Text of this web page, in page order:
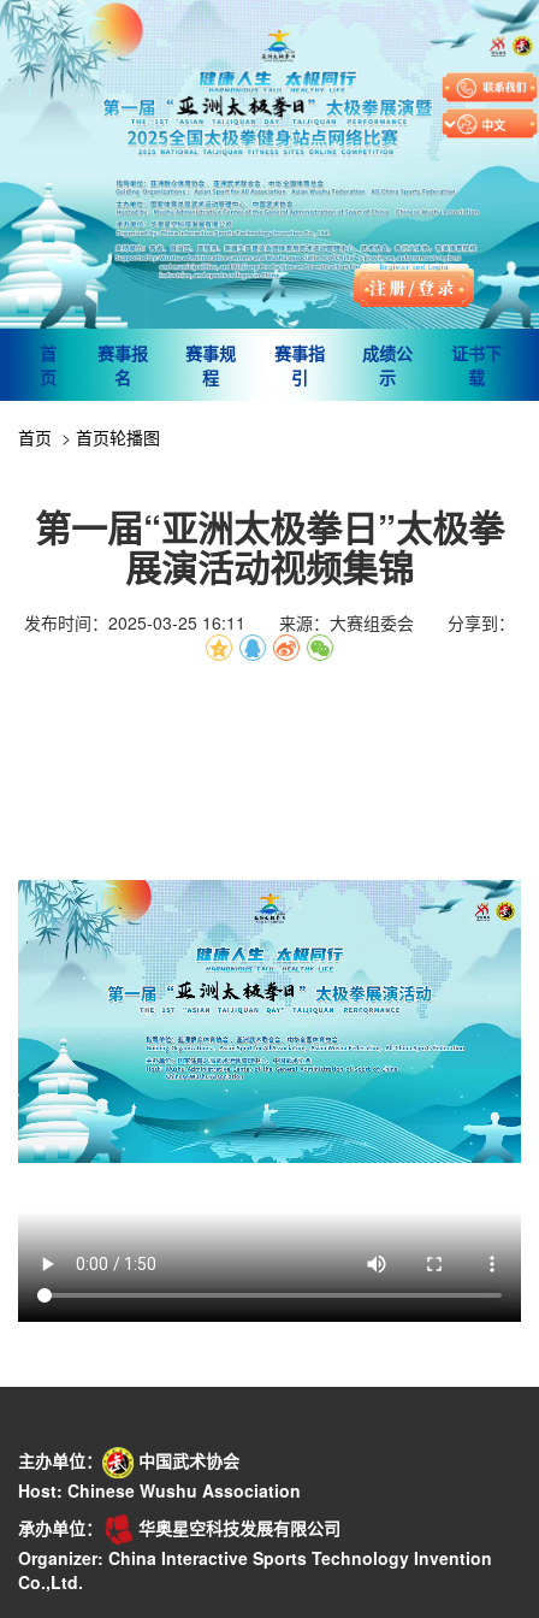
首
页
赛事报
名
赛事规
程
赛事指
引
成绩公
示
证书下
载
首页 首页轮播图
第一届“亚洲太极拳日”太极拳
展演活动视频集锦
发布时间：2025-03-25 16:11 来源：大赛组委会 分享到：
主办单位：
中国武术协会
Host: Chinese Wushu Association
承办单位：
华奥星空科技发展有限公司
Organizer: China Interactive Sports Technology Invention
Co.,Ltd.